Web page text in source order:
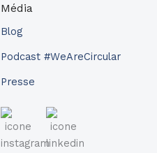
Média
Blog
Podcast #WeAreCircular
Presse